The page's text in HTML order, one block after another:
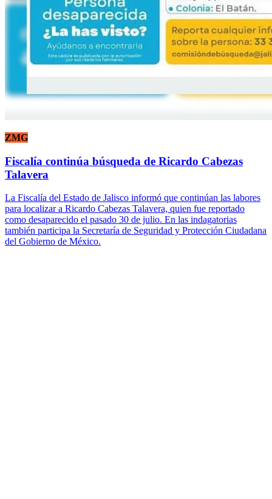
ZMG
Fiscalía continúa búsqueda de Ricardo Cabezas
Talavera
La Fiscalía del Estado de Jalisco informó que continúan las labores
para localizar a Ricardo Cabezas Talavera, quien fue reportado
como desaparecido el pasado 30 de julio. En las indagatorias
también participa la Secretaría de Seguridad y Protección Ciudadana
del Gobierno de México.